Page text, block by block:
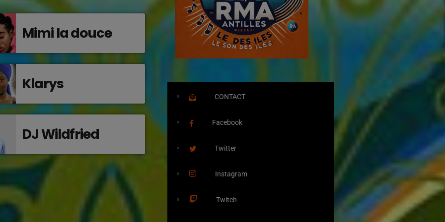
Mimi la douce
Klarys
DJ Wildfried
CONTACT
Facebook
Twitter
Instagram
Twitch